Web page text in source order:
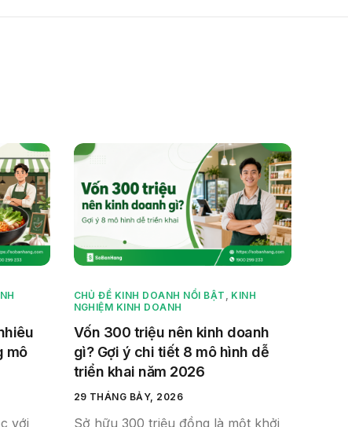
mô
với
CHỦ ĐỀ KINH DOANH NỔI BẬT , KINH
NGHIỆM KINH DOANH
Vốn 300 triệu nên kinh doanh
gì? Gợi ý chi tiết 8 mô hình dễ
triển khai năm 2026
29 THÁNG BẢY, 2026
Sở hữu 300 triệu đồng là một khởi